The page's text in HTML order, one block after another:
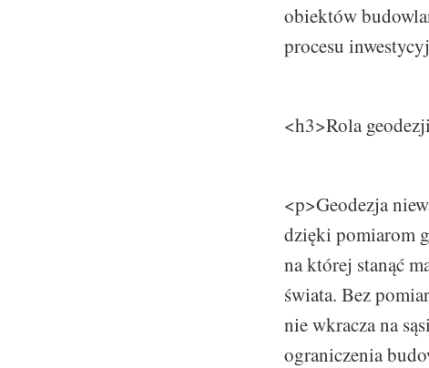
obiektów
procesu
<h3>Rola
<p>Geodezja
dzięki pomiarom
na której stanąć
świata. Bez
nie wkracza na
ograniczenia